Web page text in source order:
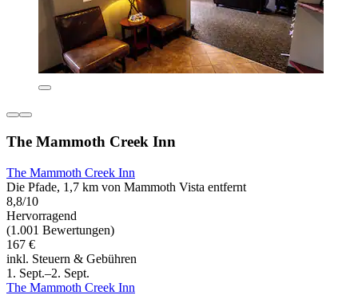
The Mammoth Creek Inn
The Mammoth Creek Inn
Die Pfade, 1,7 km von Mammoth Vista entfernt
8,8/10
Hervorragend
(1.001 Bewertungen)
167 €
inkl. Steuern & Gebühren
1. Sept.–2. Sept.
The Mammoth Creek Inn